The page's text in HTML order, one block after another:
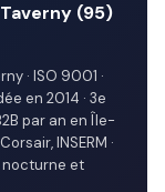
(95)
· ISO 9001 ·
en 2014 · 3e
par an en Île-
INSERM ·
nocturne et